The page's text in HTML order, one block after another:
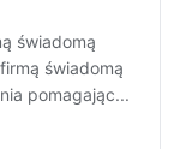
świadomą
świadomą
pomagając...